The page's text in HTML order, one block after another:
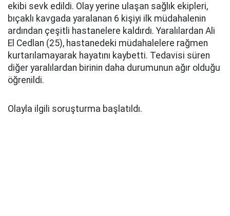
ekibi sevk edildi. Olay yerine ulaşan sağlık ekipleri,
bıçaklı kavgada yaralanan 6 kişiyi ilk müdahalenin
ardından çeşitli hastanelere kaldırdı. Yaralılardan Ali
El Cedlan (25), hastanedeki müdahalelere rağmen
kurtarılamayarak hayatını kaybetti. Tedavisi süren
diğer yaralılardan birinin daha durumunun ağır olduğu
öğrenildi.
Olayla ilgili soruşturma başlatıldı.